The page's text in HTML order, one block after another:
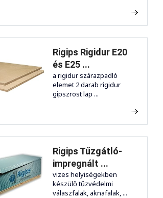
Rigips Rigidur E20
és E25 ...
a rigidur szárazpadló
elemet 2 darab rigidur
gipszrost lap ...
Rigips Tűzgátló-
impregnált ...
vizes helyiségekben
készülő tűzvédelmi
válaszfalak, aknafalak, ...